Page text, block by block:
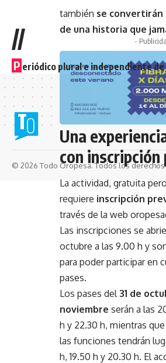
también se
de una historia que
-
Una
con inscripción
La actividad, gratuita
requiere inscripción
través de la web
Las inscripciones se
octubre a las 9.00 h y
para poder participar en
pases.
Los pases del 31 de
noviembre serán a las
h y 22.30 h, mientras
las funciones tendrán
h, 19.50 h y 20.30 h. El
//
P eriódico plural e independiente
© 2026 Todo Oropesa. Todos los